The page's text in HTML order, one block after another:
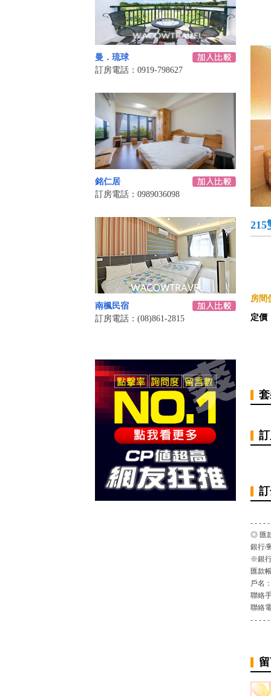
曼．琉球
訂房電話：0919-798627
銘仁居
訂房電話：0989036098
南楓民宿
訂房電話：(08)861-2815
215
房間
定價
- - - -
◎ 匯
銀行/
※銀
匯款
戶名
聯絡
聯絡
- - - -